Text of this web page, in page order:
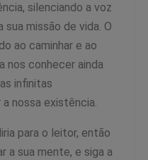
silenciando a voz
missão de vida. O
ao caminhar e ao
nos conhecer ainda
infinitas
nossa existência.
para o leitor, então
a sua mente, e siga a